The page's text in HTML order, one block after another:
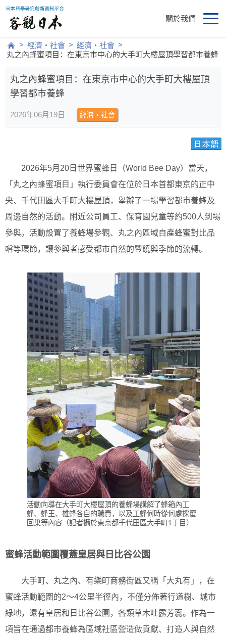
關於我們
> 經濟・社會 > 經濟・社會 >
丸之內蜂蜜項目：在東京市中心的大手町大樓屋頂學習都市養蜂
丸之內蜂蜜項目：在東京市中心的大手町大樓屋頂
學習都市養蜂
2026年06月19日 經濟・社會
2026年5月20日世界蜜蜂日（World Bee Day）當天，
「丸之內蜂蜜項目」執行委員會在位於日本首都東京的正中
央、千代田區大手町大樓屋頂，舉辦了一場學習都市養蜂及
周邊自然的活動。附近公司員工、保育園兒童等約500人到場
參與。活動設置了養蜂場參觀、丸之內區域自產蜂蜜對比品
嚐等環節，讓參與者感受都市自然的豐饒與季節的流轉。
活動向導在大手町大樓屋頂的養蜂場講解了蜂箱內工
蜂、蜂王、雄蜂各自的職責，以及工蜂何時從何處採蜜
回巢等內容（記者攝於東京都千代田區大手町1丁目）
蜜蜂活動範圍覆蓋皇居與日比谷公園
大手町、丸之內、有樂町商務街區又稱「大丸有」，在
蜜蜂活動範圍的2～4公里半徑內，不僅分佈著行道樹、城市
綠地，還有皇居和日比谷公園，各類草木吐露芳蕊。作為一
項旨在通過都市養蜂為區域社區營造做貢獻、打造人與自然